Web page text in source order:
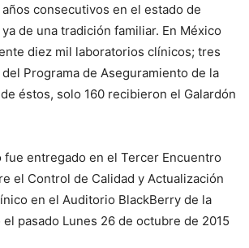
consecutivos en el estado de
de una tradición familiar. En México
diez mil laboratorios clínicos; tres
Programa de Aseguramiento de la
éstos, solo 160 recibieron el Galardón
fue entregado en el Tercer Encuentro
el Control de Calidad y Actualización
en el Auditorio BlackBerry de la
pasado Lunes 26 de octubre de 2015